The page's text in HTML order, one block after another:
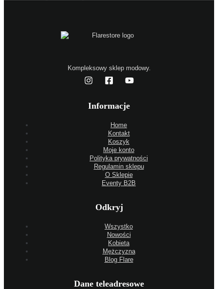
Kompleksowy sklep modowy.
Informacje
Home
Kontakt
Koszyk
Moje konto
Polityka prywatności
Regulamin sklepu
O Sklepie
Eventy B2B
Odkryj
Wszystko
Nowości
Kobieta
Mężczyzna
Blog Flare
Dane teleadresowe